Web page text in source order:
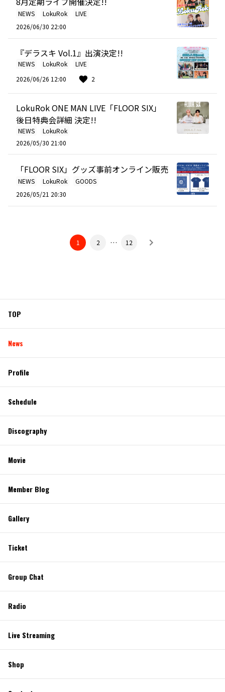
NEWS LokuRok
LIVE
2026/06/30 22:00
『デラスキ Vol.1』出演決定!!
NEWS LokuRok
LIVE
2026/06/26 12:00
2
LokuRok ONE MAN LIVE「FLOOR SIX」
後日特典会詳細 決定!!
NEWS
LokuRok
2026/05/30 21:00
「FLOOR SIX」グッズ事前オンライン販売
NEWS LokuRok
GOODS
2026/05/21 20:30
1 2 … 12
TOP
News
Profile
Schedule
Discography
Movie
Member Blog
Gallery
Ticket
Group Chat
Radio
Live Streaming
Shop